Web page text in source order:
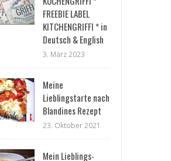
FREEBIE LABEL
KITCHENGRIFFI * in
Deutsch & English
3. März 2023
Meine
Lieblingstarte nach
Blandines Rezept
23. Oktober 2021
Mein Lieblings-